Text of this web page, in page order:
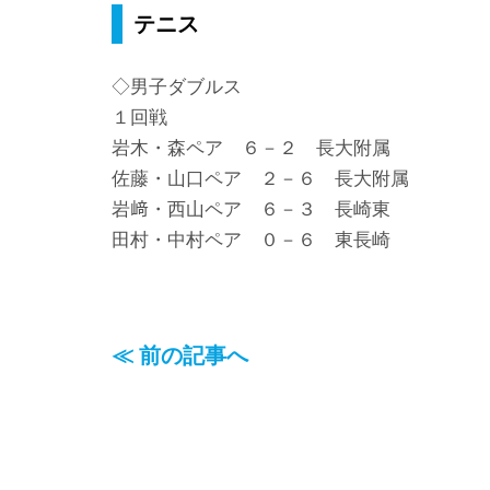
テニス
◇男子ダブルス
１回戦
岩木・森ペア ６－２ 長大附属
佐藤・山口ペア ２－６ 長大附属
岩﨑・西山ペア ６－３ 長崎東
田村・中村ペア ０－６ 東長崎
≪ 前の記事へ